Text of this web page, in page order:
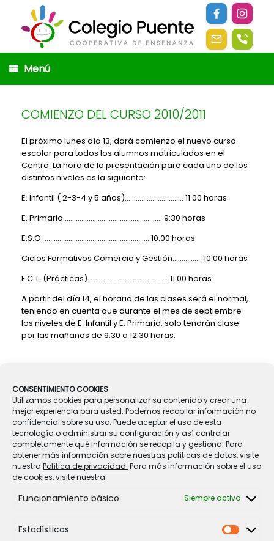
CONSENTIMIENTO COOKIES
Utilizamos cookies para personalizar su contenido y crear una
mejor experiencia para usted. Podemos recopilar información no
confidencial sobre su uso. Puede aceptar el uso de esta
tecnología o administrar su configuración y así controlar
completamente qué información se recopila y gestiona. Para
obtener más información sobre nuestras políticas de datos, visite
nuestra Política de privacidad. Para más información sobre el uso
de cookies, visite nuestra
Funcionamiento básico Siempre activo
Estadísticas
contenido
Menú
COMIENZO DEL CURSO 2010/2011
El próximo lunes día 13, dará comienzo el nuevo curso
escolar para todos los alumnos matriculados en el
Centro. La hora de la presentación para cada uno de los
distintos niveles es la siguiente:
E. Infantil ( 2-3-4 y 5 años)……………………….…. 11:00 horas
E. Primaria……………………………………………… 9:30 horas
E.S.O. ……………………………………………….…10:00 horas
Ciclos Formativos Comercio y Gestión……………. 10:00 horas
F.C.T. (Prácticas) ……………………………………. 11:00 horas
A partir del día 14, el horario de las clases será el normal,
teniendo en cuenta que durante el mes de septiembre
los niveles de E. Infantil y E. Primaria, solo tendrán clase
por las mañanas de 9:30 a 12:30 horas.
Navegador de artículos
← Libros y material para el…
REUNIONES DE PRINCIPIO DE CURSO →
Legal